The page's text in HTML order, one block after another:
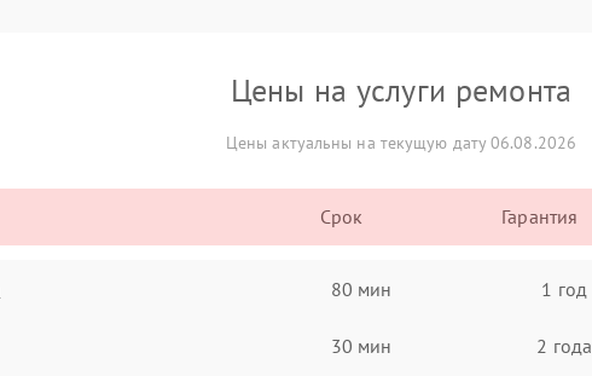
Цены на услуги ремонта
Цены актуальны на текущую дату 06.08.2026
Срок Гарантия
80 мин 1 год
30 мин 2 года